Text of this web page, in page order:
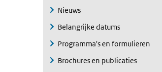
Nieuws
Belangrijke datums
Programma's en formulieren
Brochures en publicaties